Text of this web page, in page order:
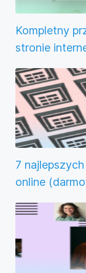
Kompletny
stronie
7
online